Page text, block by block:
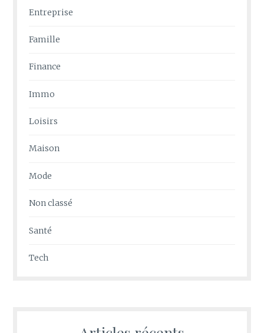
Entreprise
Famille
Finance
Immo
Loisirs
Maison
Mode
Non classé
Santé
Tech